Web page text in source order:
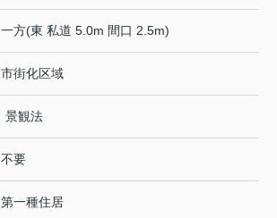
一方(東 私道 5.0m 間口 2.5m)
市街化区域
景観法
不要
第一種住居